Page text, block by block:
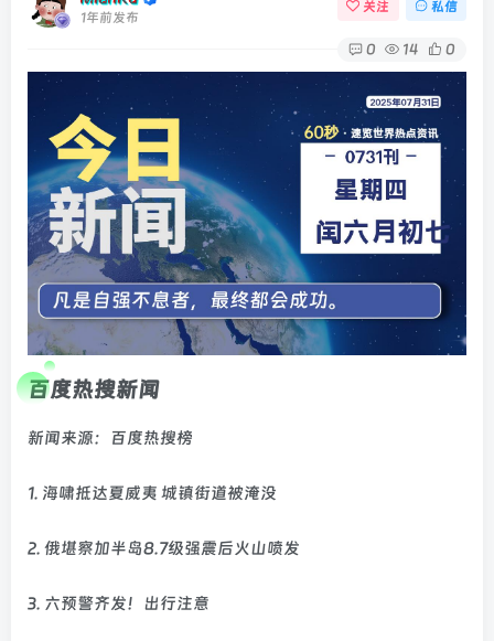
1年前发布
关注 私信
0 14 0
百度热搜新闻
新闻来源：百度热搜榜
1. 海啸抵达夏威夷 城镇街道被淹没
2. 俄堪察加半岛8.7级强震后火山喷发
3. 六预警齐发！出行注意